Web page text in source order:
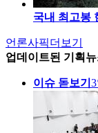
국내 최고봉
언론사픽더보기
업데이트된 기획
이슈 돋보기